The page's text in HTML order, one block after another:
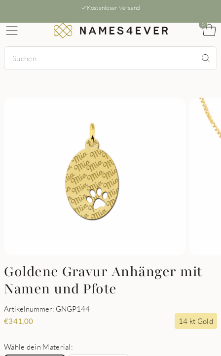
Kostenloser Versand
0
Goldene Gravur Anhänger mit
Namen und Pfote
Artikelnummer: GNGP144
€341,00 14 kt Gold
Wähle dein Material: